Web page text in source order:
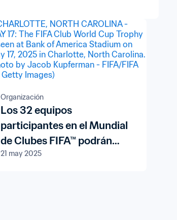
Organización
Los 32 equipos
participantes en el Mundial
de Clubes FIFA™ podrán
fichar jugadores para el
21 may 2025